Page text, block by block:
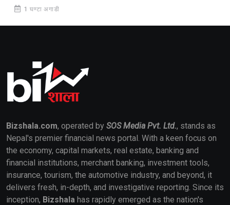
1 घण्टा अगाडी
Bizshala.com, operated by SOS Media Pvt. Ltd., stands as
Nepal's premier financial news portal. With a keen focus on
the economy, capital markets, real estate, banking and
financial institutions, merchant banking, investment tools,
insurance, tourism, the automotive industry, and beyond, it
delivers fresh, in-depth, and investigative reporting. Since its
inception, Bizshala has rapidly emerged as the nation's